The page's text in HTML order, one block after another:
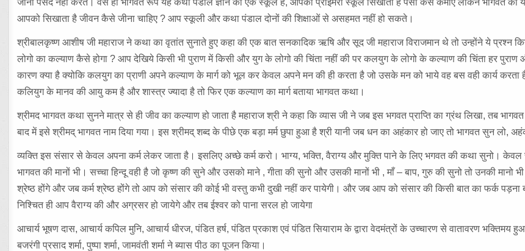
जाना पसंद नहीं करते। वैसे ही भागवत रूप यह कथा पंडाल ज्ञान का एक स्कूल है, आपका प्राइमरी स्कूल सिखाता है पैसा कैसे कमाएं लेकिन भागवत का
आपको सिखाता है जीवन कैसे जीना चाहिए ? आप स्कूली और कथा पंडाल दोनों की शिक्षाओं से असहमत नहीं हो सकते।
श्रीबालकृष्ण आशीष जी महाराज ने कथा का वृतांत सुनाते हुए कहा की एक बात सनकादिक ऋषि और सूद जी महाराज विराजमान थे तो उन्होंने ये प्रश्न
लोगो का कल्याण कैसे होगा ? आप देखिये किसी भी पुराण में किसी और युग के लोगो की चिंता नहीं की पर कलयुग के लोगो के कल्याण की चिंता हर पुराण
कारण क्या है क्योकि कलयुग का प्राणी अपने कल्याण के मार्ग को भूल कर केवल अपने मन की ही करता है जो उसके मन को भाये वह बस वही कार्य
कलियुग के मानव की आयु कम है और शास्त्र ज्यादा है तो फिर एक कल्याण का मार्ग बताया भागवत कथा।
श्रीमद भागवत कथा सुनने मात्र से ही जीव का कल्याण हो जाता है महाराज श्री ने कहा कि व्यास जी ने जब इस भगवत प्राप्ति का ग्रंथ लिखा, तब भागवत
बाद में इसे श्रीमद् भागवत नाम दिया गया। इस श्रीमद् शब्द के पीछे एक बड़ा मर्म छुपा हुआ है श्री यानी जब धन का अहंकार हो जाए तो भागवत सुन लो,
व्यक्ति इस संसार से केवल अपना कर्म लेकर जाता है। इसलिए अच्छे कर्म करो। भाग्य, भक्ति, वैराग्य और मुक्ति पाने के लिए भगवत की कथा सुनो। केवल
भागवत की मानों भी। सच्चा हिन्दू वही है जो कृष्ण की सुने और उसको माने , गीता की सुनो और उसकी मानों भी , माँ – बाप, गुरु की सुनो तो उनकी मानो
श्रेष्ठ होंगे और जब कर्म श्रेष्ठ होंगे तो आप को संसार की कोई भी वस्तु कभी दुखी नहीं कर पायेगी। और जब आप को संसार की किसी बात का फर्क पड़ना
निश्चित ही आप वैराग्य की और अग्रसर हो जायेगे और तब ईश्वर को पाना सरल हो जायेगा
आचार्य भूषण दास, आचार्य कपिल मुनि, आचार्य धीरज, पंडित हर्ष, पंडित प्रकाश एवं पंडित सियाराम के द्वारा वेदमंत्रों के उच्चारण से वातावरण भक्तिमय
बजरंगी प्रसाद शर्मा, पुष्पा शर्मा, जामवंती शर्मा ने ब्यास पीठ का पूजन किया।